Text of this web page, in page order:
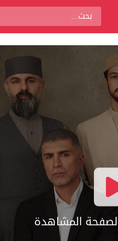
لصفحة المشاهدة